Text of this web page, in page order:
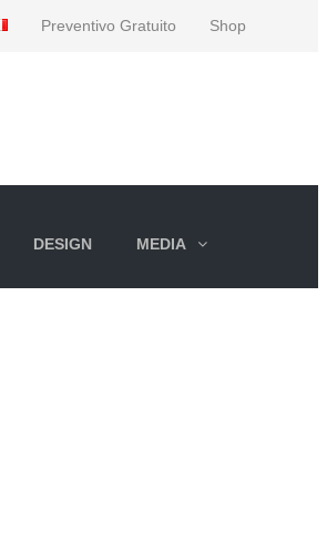
Preventivo Gratuito Shop
DESIGN MEDIA